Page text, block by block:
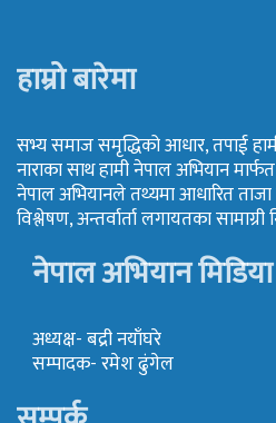
हाम्रो बारेमा
सभ्य समाज समृद्धिको आधार, तपाई
नाराका साथ हामी नेपाल अभियान
नेपाल अभियानले तथ्यमा आधारित
विश्लेषण, अन्तर्वार्ता लगायतका
नेपाल अभियान मिडिया
अध्यक्ष- बद्री नयाँघरे
सम्पादक- रमेश ढुंगेल